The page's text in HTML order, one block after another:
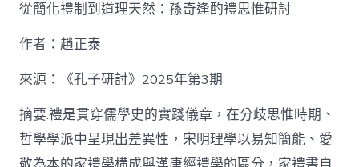
找
空
間】
從
簡
從簡化禮制到道理天然：孫奇逢酌禮思惟研討
作者：趙正泰
來源：《孔子研討》2025年第3期
摘要:禮是貫穿儒學史的實踐儀章，在分歧思惟時期、
哲學學派中呈現出差異性，宋明理學以易知簡能、愛